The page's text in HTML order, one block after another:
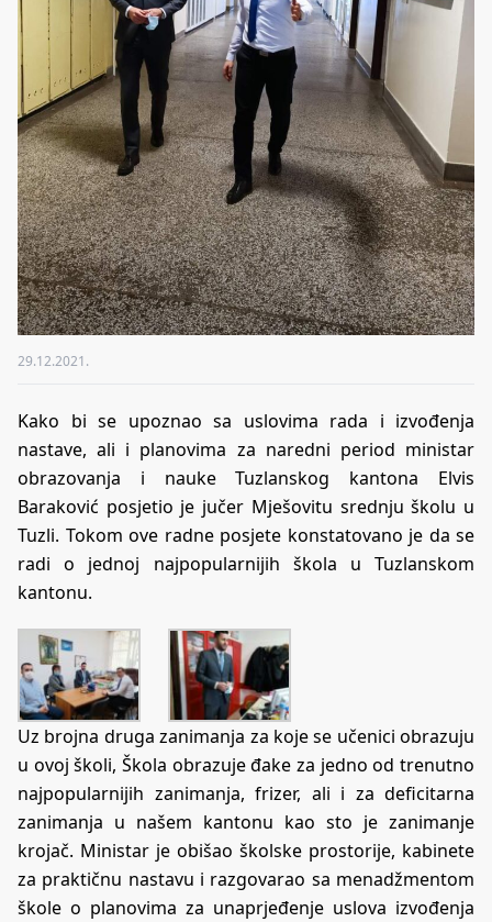
29.12.2021.
Kako bi se upoznao sa uslovima rada i izvođenja
nastave, ali i planovima za naredni period ministar
obrazovanja i nauke Tuzlanskog kantona Elvis
Baraković posjetio je jučer Mješovitu srednju školu u
Tuzli. Tokom ove radne posjete konstatovano je da se
radi o jednoj najpopularnijih škola u Tuzlanskom
kantonu.
Uz brojna druga zanimanja za koje se učenici obrazuju
u ovoj školi, Škola obrazuje đake za jedno od trenutno
najpopularnijih zanimanja, frizer, ali i za deficitarna
zanimanja u našem kantonu kao sto je zanimanje
krojač. Ministar je obišao školske prostorije, kabinete
za praktičnu nastavu i razgovarao sa menadžmentom
škole o planovima za unaprjeđenje uslova izvođenja